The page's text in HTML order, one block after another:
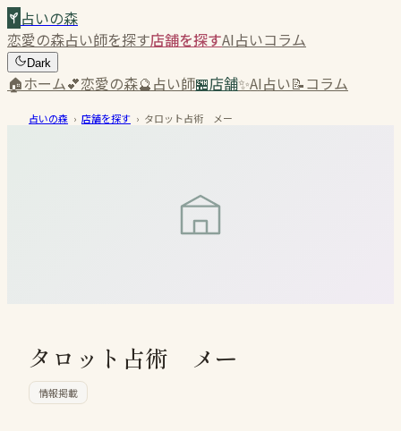
占いの森
恋愛の森占い師を探す店舗を探すAI占いコラム
Dark
🏠ホーム💕恋愛の森🔮占い師🏪店舗✨AI占い📝コラム
占いの森 › 店舗を探す › タロット占術 メー
タロット占術 メー
情報掲載